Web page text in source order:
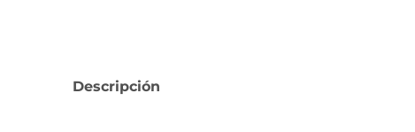
Descripción